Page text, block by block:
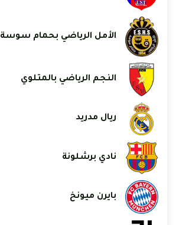
الأمل الرياضي بحمام سوسة
النجم الرياضي بالمتلوي
ريال مدريد
نادي برشلونة
بايرن ميونخ